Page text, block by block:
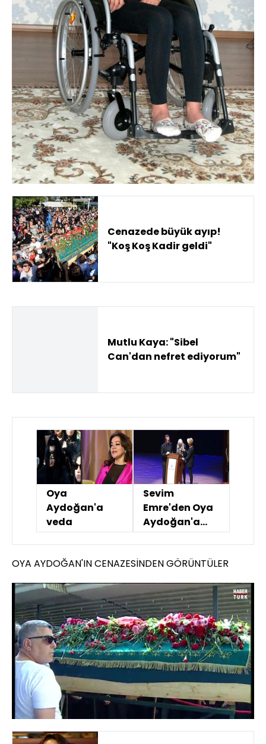
Cenazede büyük ayıp!
"Koş Koş Kadir geldi"
Mutlu Kaya: "Sibel
Can'dan nefret ediyorum"
Oya
Aydoğan'a
veda
Sevim
Emre'den Oya
Aydoğan'a
duygusal veda
OYA AYDOĞAN'IN CENAZESİNDEN GÖRÜNTÜLER
Sesi
Aç
Yüklendi:
10.38%
Oynatma
Hızı